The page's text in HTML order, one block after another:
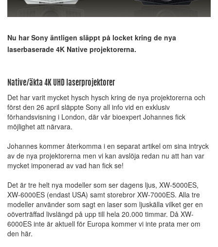
Nu har Sony äntligen släppt på locket kring de nya
laserbaserade 4K Native projektorerna.
Native/äkta 4K UHD laserprojektorer
Det har varit mycket hysch hysch kring de nya projektorerna och
först den 26 april släppte Sony all info vid en exklusiv
förhandsvisning i London, där vår bioexpert Johannes fick
möjlighet att närvara.
Johannes kommer återkomma i en separat artikel om sina intryck
av de nya projektorerna men vi kan avslöja redan nu att han var
mycket imponerad av vad han fick se!
Det är tre helt nya modeller som ser dagens ljus, XW-5000ES,
XW-6000ES (endast USA) samt storebror XW-7000ES. Alla tre
modeller använder som sagt en laser som ljuskälla vilket ger en
oöverträffad livslängd på upp till hela 20.000 timmar. Då XW-
6000ES inte är aktuell för Europa kommer vi inte prata mer om
den här.